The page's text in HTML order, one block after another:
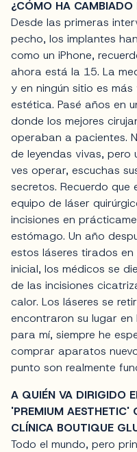
¿CÓMO HA
Desde las primeras
pecho, los implantes
como un iPhone,
ahora está la 15. La
y en ningún sitio es
estética. Pasé años en
donde los mejores
operaban a pacientes.
de leyendas vivas, pero
ves operar, escuchas
secretos. Recuerdo que
equipo de láser
incisiones en
estómago. Un año
estos láseres tirados en
inicial, los médicos se
de las incisiones
calor. Los láseres se
encontraron su lugar
para mí, siempre he
comprar aparatos
punto son realmente
A QUIÉN VA DIRIGIDO
'PREMIUM AESTHETIC'
CLÍNICA BOUTIQUE
Todo el mundo, pero